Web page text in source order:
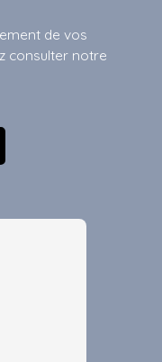
de vos
consulter notre